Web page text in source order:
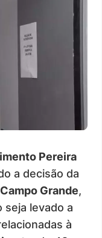
Pereira
a decisão da
Grande,
seja levado a
à